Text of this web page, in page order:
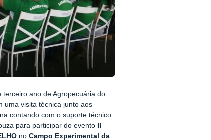
ano de Agropecuária do
uma visita técnica junto aos
contando com o suporte técnico
para participar do evento II
no Campo Experimental da